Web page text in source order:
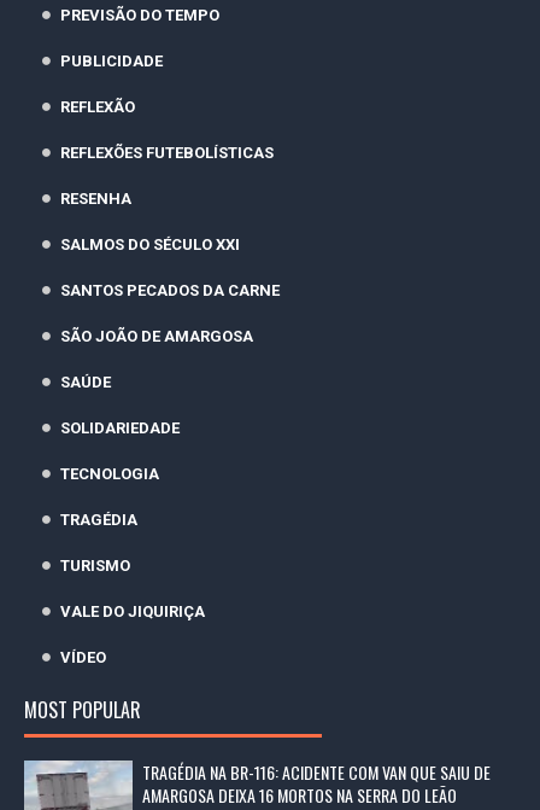
PREVISÃO DO TEMPO
PUBLICIDADE
REFLEXÃO
REFLEXÕES FUTEBOLÍSTICAS
RESENHA
SALMOS DO SÉCULO XXI
SANTOS PECADOS DA CARNE
SÃO JOÃO DE AMARGOSA
SAÚDE
SOLIDARIEDADE
TECNOLOGIA
TRAGÉDIA
TURISMO
VALE DO JIQUIRIÇA
VÍDEO
MOST POPULAR
TRAGÉDIA NA BR-116: ACIDENTE COM VAN QUE SAIU DE
AMARGOSA DEIXA 16 MORTOS NA SERRA DO LEÃO